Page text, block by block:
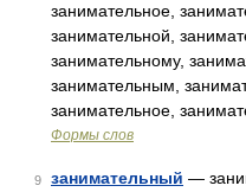
занимательное,
занимательной,
занимательному,
занимательным,
занимательное,
Формы слов
9 занимательный —